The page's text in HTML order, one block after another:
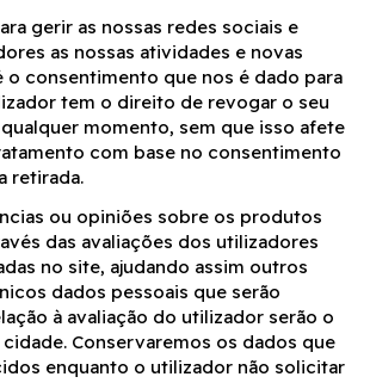
gerir as nossas redes sociais e
as nossas atividades e novas
o consentimento que nos é dado para
tem o direito de revogar o seu
momento, sem que isso afete
com base no consentimento
retirada.
ou opiniões sobre os produtos
das avaliações dos utilizadores
no site, ajudando assim outros
dados pessoais que serão
à avaliação do utilizador serão o
cidade. Conservaremos os dados que
enquanto o utilizador não solicitar